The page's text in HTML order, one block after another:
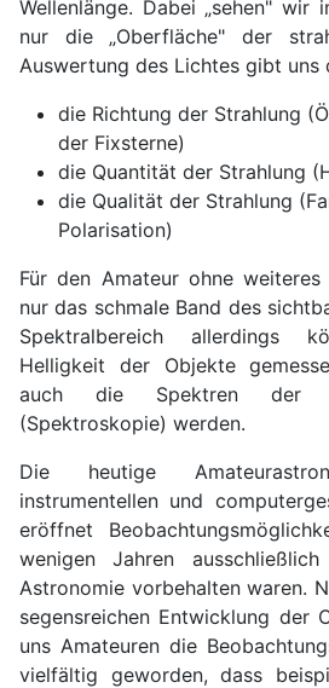
Wellenlänge. Dabei „sehen" wir
nur die „Oberfläche" der
Auswertung des Lichtes gibt uns
die Richtung der Strahlung
der Fixsterne)
die Quantität der Strahlung
die Qualität der Strahlung
Polarisation)
Für den Amateur ohne
nur das schmale Band des
Spektralbereich allerdings
Helligkeit der Objekte
auch die Spektren der
(Spektroskopie) werden.
Die heutige
instrumentellen und
eröffnet
wenigen Jahren
Astronomie vorbehalten waren.
segensreichen Entwicklung der
uns Amateuren die
vielfältig geworden, dass